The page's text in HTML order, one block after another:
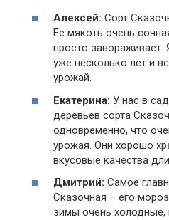
Алексей: Сорт
Ее мякоть очень
просто
уже несколько лет и
урожай.
Екатерина: У нас в
деревьев сорта
одновременно, что
урожая. Они хорошо
вкусовые качества
Дмитрий: Самое
Сказочная – его
зимы очень холодные,